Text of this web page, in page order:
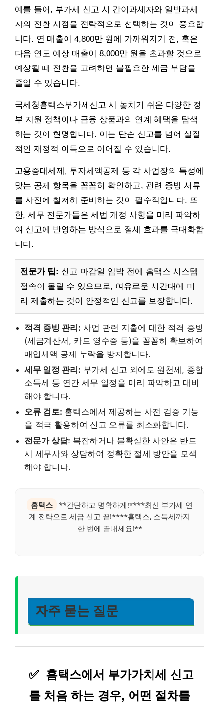
예를 들어, 부가세 신고 시 간이과세자와 일반과세
자의 전환 시점을 전략적으로 선택하는 것이 중요합
니다. 연 매출이 4,800만 원에 가까워지기 전, 혹은
다음 연도 예상 매출이 8,000만 원을 초과할 것으로
예상될 때 전환을 고려하면 불필요한 세금 부담을
줄일 수 있습니다.
국세청홈택스부가세신고 시 놓치기 쉬운 다양한 정
부 지원 정책이나 금융 상품과의 연계 혜택을 탐색
하는 것이 현명합니다. 이는 단순 신고를 넘어 실질
적인 재정적 이득으로 이어질 수 있습니다.
고용증대세제, 투자세액공제 등 각 사업장의 특성에
맞는 공제 항목을 꼼꼼히 확인하고, 관련 증빙 서류
를 사전에 철저히 준비하는 것이 필수적입니다. 또
한, 세무 전문가들은 세법 개정 사항을 미리 파악하
여 신고에 반영하는 방식으로 절세 효과를 극대화합
니다.
전문가 팁: 신고 마감일 임박 전에 홈택스 시스템
접속이 몰릴 수 있으므로, 여유로운 시간대에 미
리 제출하는 것이 안정적인 신고를 보장합니다.
적격 증빙 관리: 사업 관련 지출에 대한 적격 증빙
(세금계산서, 카드 영수증 등)을 꼼꼼히 확보하여
매입세액 공제 누락을 방지합니다.
세무 일정 관리: 부가세 신고 외에도 원천세, 종합
소득세 등 연간 세무 일정을 미리 파악하고 대비
해야 합니다.
오류 검토: 홈택스에서 제공하는 사전 검증 기능
을 적극 활용하여 신고 오류를 최소화합니다.
전문가 상담: 복잡하거나 불확실한 사안은 반드
시 세무사와 상담하여 정확한 절세 방안을 모색
해야 합니다.
홈택스
**간단하고 명확하게!****최신 부가세 연
계 전략으로 세금 신고 끝!****홈택스, 소득세까지
한 번에 끝내세요!**
자주 묻는 질문
✅ 홈택스에서 부가가치세 신고
를 처음 하는 경우, 어떤 절차를